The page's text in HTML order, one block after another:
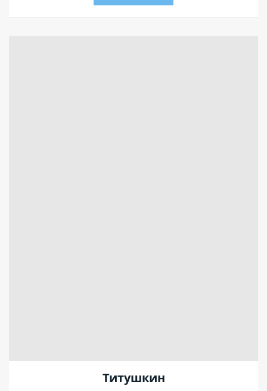
Титушкин